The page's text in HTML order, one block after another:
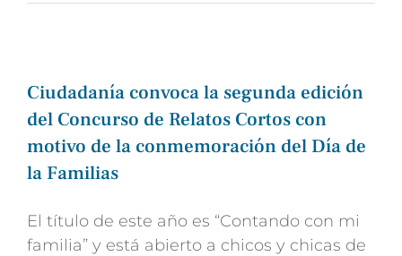
Ciudadanía convoca la segunda edición
del Concurso de Relatos Cortos con
motivo de la conmemoración del Día de
la Familias
El título de este año es “Contando con mi
familia” y está abierto a chicos y chicas de